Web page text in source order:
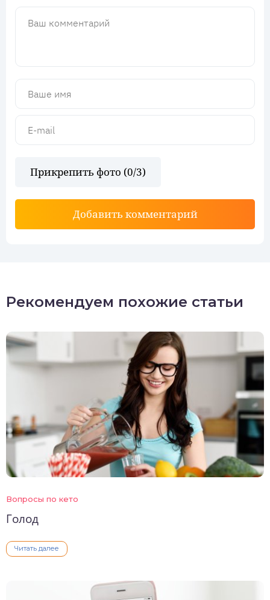
Прикрепить фото (0/3)
Добавить комментарий
Рекомендуем похожие статьи
Вопросы по кето
Голод
Читать далее